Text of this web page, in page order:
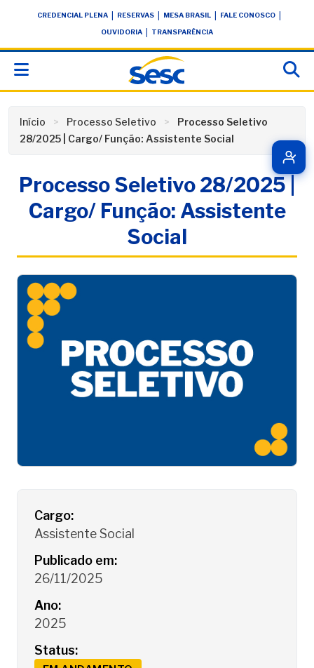
conteúdoCREDENCIAL PLENA RESERVAS MESA BRASIL FALE CONOSCO
OUVIDORIA TRANSPARÊNCIA
Início Processo Seletivo
Processo Seletivo
28/2025 | Cargo/ Função: Assistente Social
Processo Seletivo 28/2025 |
Cargo/ Função: Assistente
Social
Detalhes do Processo Seletivo
Cargo:
Assistente Social
Publicado em:
26/11/2025
Ano:
2025
Status: